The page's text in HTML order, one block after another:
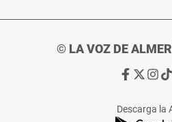
© LA VOZ DE
Ir
de
Ir
de
Ir
de
Descarga la